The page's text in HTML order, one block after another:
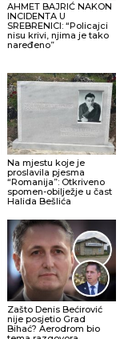
AHMET BAJRIĆ NAKON
INCIDENTA U
SREBRENICI: “Policajci
nisu krivi, njima je tako
naređeno”
Na mjestu koje je
proslavila pjesma
“Romanija”: Otkriveno
spomen-obilježje u čast
Halida Bešlića
Zašto Denis Bećirović
nije posjetio Grad
Bihać? Aerodrom bio